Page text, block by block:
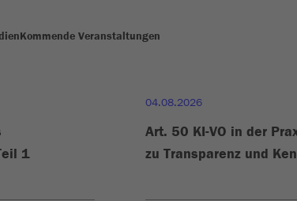
Kommende Veranstaltungen
1
04.08.2026
Art. 50 KI-VO in der
zu Transparenz und